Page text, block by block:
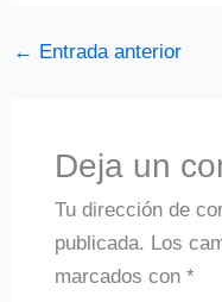
← Entrada anterior
Deja un
Tu dirección de
publicada. Los
marcados con *